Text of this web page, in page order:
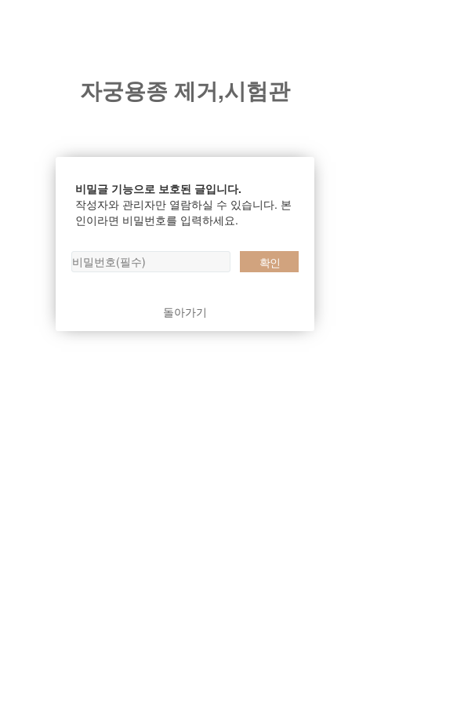
자궁용종 제거,시험관
비밀글 기능으로 보호된 글입니다.
작성자와 관리자만 열람하실 수 있습니다. 본
인이라면 비밀번호를 입력하세요.
돌아가기